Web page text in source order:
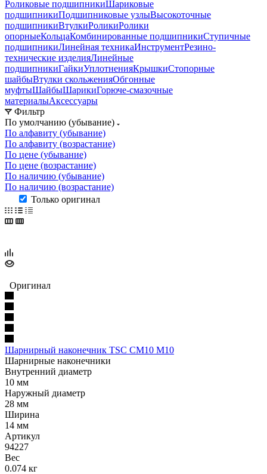
Роликовые подшипникиШариковые
подшипникиПодшипниковые узлыВысокоточные
подшипникиВтулкиРоликиРолики
опорныеКольцаКомбинированные подшипникиСтупичные
подшипникиЛинейная техникаИнструментРезино-
технические изделияЛинейные
подшипникиГайкиУплотненияКрышкиСтопорные
шайбыВтулки скольженияОбгонные
муфтыШайбыШарикиГорюче-смазочные
материалыАксессуары
Фильтр
По умолчанию (убывание)
По алфавиту (убывание)
По алфавиту (возрастание)
По цене (убывание)
По цене (возрастание)
По наличию (убывание)
По наличию (возрастание)
Только оригинал
Оригинал
Шарнирный наконечник TSC CM10 M10
Шарнирные наконечники
Внутренний диаметр
10 мм
Наружный диаметр
28 мм
Ширина
14 мм
Артикул
94227
Вес
0.074 кг